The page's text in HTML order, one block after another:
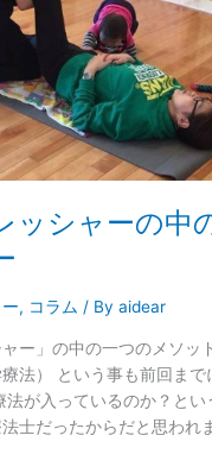
ッシャーの中
, コラム / Byaidear
ャー」の中の一つのメソッ
法） という事も前回まで
法が入っているのか？とい
士だったからだと思われ